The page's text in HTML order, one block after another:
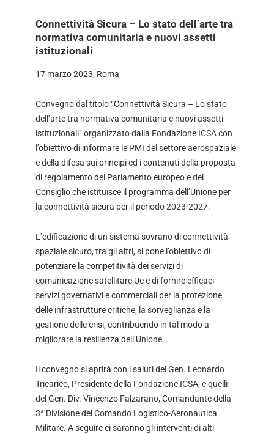
Connettività Sicura – Lo stato dell’arte tra
normativa comunitaria e nuovi assetti
istituzionali
17 marzo 2023, Roma
Convegno dal titolo “Connettività Sicura – Lo stato
dell’arte tra normativa comunitaria e nuovi assetti
istituzionali” organizzato dalla Fondazione ICSA con
l’obiettivo di informare le PMI del settore aerospaziale
e della difesa sui principi ed i contenuti della proposta
di regolamento del Parlamento europeo e del
Consiglio che istituisce il programma dell’Unione per
la connettività sicura per il periodo 2023-2027.
L’edificazione di un sistema sovrano di connettività
spaziale sicuro, tra gli altri, si pone l’obiettivo di
potenziare la competitività dei servizi di
comunicazione satellitare Ue e di fornire efficaci
servizi governativi e commerciali per la protezione
delle infrastrutture critiche, la sorveglianza e la
gestione delle crisi, contribuendo in tal modo a
migliorare la resilienza dell’Unione.
Il convegno si aprirà con i saluti del Gen. Leonardo
Tricarico, Presidente della Fondazione ICSA, e quelli
del Gen. Div. Vincenzo Falzarano, Comandante della
3^ Divisione del Comando Logistico-Aeronautica
Militare. A seguire ci saranno gli interventi di alti